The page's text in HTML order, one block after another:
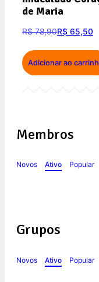
de Maria
R$78,90R$ 65,50
Adicionar ao
Membros
Novos Ativo Popular
Grupos
Novos Ativo Popular